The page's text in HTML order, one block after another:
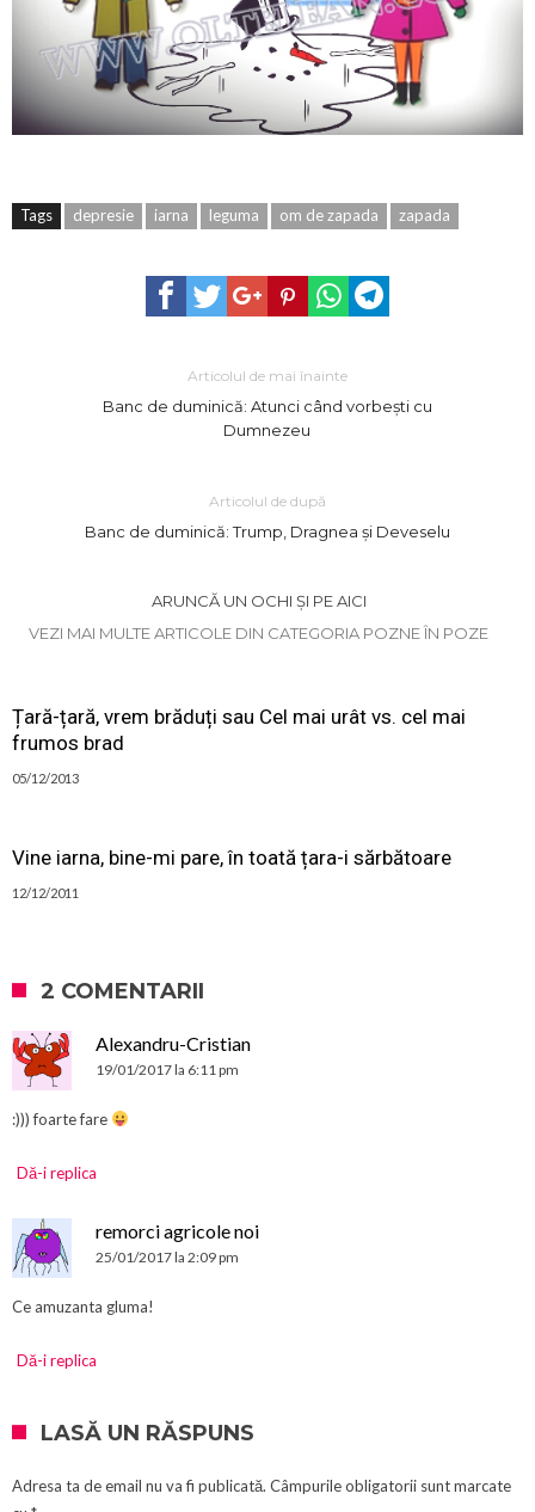
Tags depresie iarna leguma om de zapada zapada
Articolul de mai înainte
Banc de duminică: Atunci când vorbești cu
Dumnezeu
Articolul de după
Banc de duminică: Trump, Dragnea și Deveselu
ARUNCĂ UN OCHI ȘI PE AICI
VEZI MAI MULTE ARTICOLE DIN CATEGORIA POZNE ÎN POZE
Țară-țară, vrem brăduți sau Cel mai urât vs. cel mai
frumos brad
05/12/2013
Vine iarna, bine-mi pare, în toată țara-i sărbătoare
12/12/2011
2 COMENTARII
Alexandru-Cristian
19/01/2017 la 6:11 pm
:))) foarte fare
Dă-i replica
remorci agricole noi
25/01/2017 la 2:09 pm
Ce amuzanta gluma!
Dă-i replica
LASĂ UN RĂSPUNS
Adresa ta de email nu va fi publicată. Câmpurile obligatorii sunt marcate